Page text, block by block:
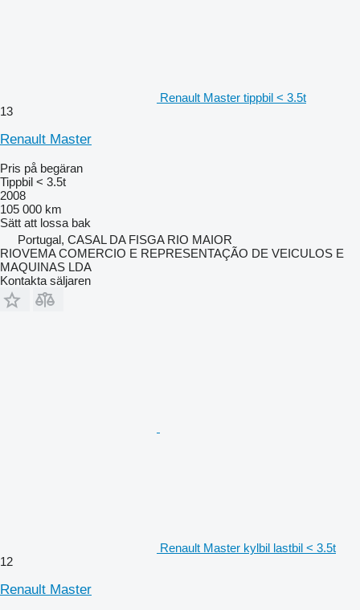
Renault Master tippbil < 3.5t
13
Renault Master
Pris på begäran
Tippbil < 3.5t
2008
105 000 km
Sätt att lossa bak
Portugal, CASAL DA FISGA RIO MAIOR
RIOVEMA COMERCIO E REPRESENTAÇÃO DE VEICULOS E
MAQUINAS LDA
Kontakta säljaren
Renault Master kylbil lastbil < 3.5t
12
Renault Master